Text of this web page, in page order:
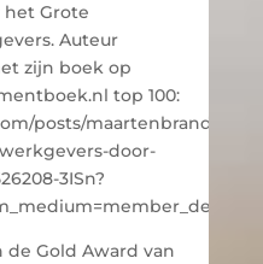
het Grote
Auteur
zijn boek op
top 100:
posts/maartenbrand_het-
door-
3ISn?
de Gold Award van